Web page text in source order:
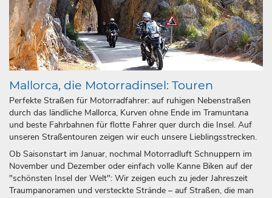
Mallorca, die Motorradinsel: Touren
Perfekte Straßen für Motorradfahrer: auf ruhigen Nebenstraßen
durch das ländliche Mallorca, Kurven ohne Ende im Tramuntana
und beste Fahrbahnen für flotte Fahrer quer durch die Insel. Auf
unseren Straßentouren zeigen wir euch unsere Lieblingsstrecken.
Ob Saisonstart im Januar, nochmal Motorradluft Schnuppern im
November und Dezember oder einfach volle Kanne Biken auf der
"schönsten Insel der Welt": Wir zeigen euch zu jeder Jahreszeit
Traumpanoramen und versteckte Strände – auf Straßen, die man